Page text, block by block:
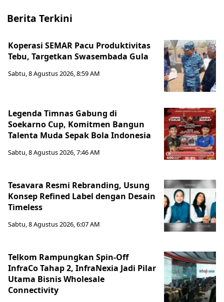
Berita Terkini
Koperasi SEMAR Pacu Produktivitas
Tebu, Targetkan Swasembada Gula
Sabtu, 8 Agustus 2026, 8:59 AM
Legenda Timnas Gabung di
Soekarno Cup, Komitmen Bangun
Talenta Muda Sepak Bola Indonesia
Sabtu, 8 Agustus 2026, 7:46 AM
Tesavara Resmi Rebranding, Usung
Konsep Refined Label dengan Desain
Timeless
Sabtu, 8 Agustus 2026, 6:07 AM
Telkom Rampungkan Spin-Off
InfraCo Tahap 2, InfraNexia Jadi Pilar
Utama Bisnis Wholesale
Connectivity